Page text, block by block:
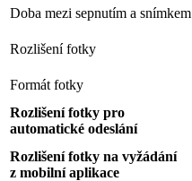
Doba mezi sepnutím a snímkem
Rozlišení fotky
Formát fotky
Rozlišení fotky pro
automatické odeslání
Rozlišení fotky na vyžádání
z mobilní aplikace